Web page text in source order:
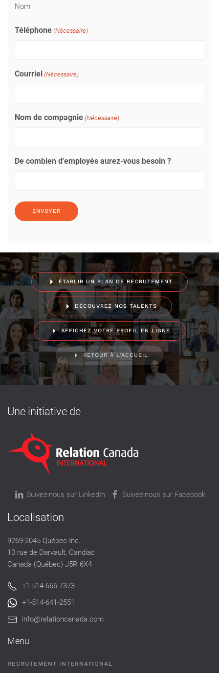
Nom
Téléphone (Nécessaire)
Courriel (Nécessaire)
Nom de compagnie (Nécessaire)
De combien d'employés aurez-vous besoin ?
ÉTABLIR UN PLAN DE RECRUTEMENT
DÉCOUVREZ NOS TALENTS
AFFICHEZ VOTRE PROFIL EN LIGNE
RETOUR À L'ACCUEIL
Une initiative de
Suivez-nous sur LinkedIn Suivez-nous sur Facebook
Localisation
9269-2045 Québec Inc.
10 rue de Darvault, Candiac
Canada (Québec) J5R 6X4
+1-514-666-7373
+1-514-641-2551
info@relationcanada.com
Menu
RECRUTEMENT INTERNATIONAL